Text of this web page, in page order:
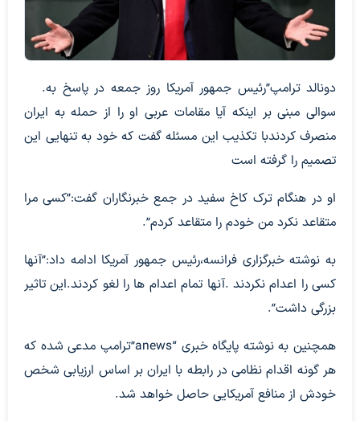
.دونالد ترامپ”رئیس جمهور آمریکا روز جمعه در پاسخ به
سوالی مبنی بر اینکه آیا مقامات عربی او را از حمله به ایران
منصرف کردندبا تکذیب این مسئله گفت که خود به تنهایی این
تصمیم را گرفته است
او در هنگام ترک کاخ سفید در جمع خبرنگاران گفت:”کسی مرا
متقاعد نکرد من خودم را متقاعد کردم”.
به نوشته خبرگزاری فرانسه،رئیس جمهور آمریکا ادامه داد:”آنها
کسی را اعدام نکردند .آنها تمام اعدام ها را لغو کردند.این تاثیر
بزرگی داشت”.
همچنین به نوشته پایگاه خبری “anews”ترامپ مدعی شده که
هر گونه اقدام نظامی در رابطه با ایران بر اساس ارزیابی شخص
خودش از منافع آمریکایی حاصل خواهد شد.